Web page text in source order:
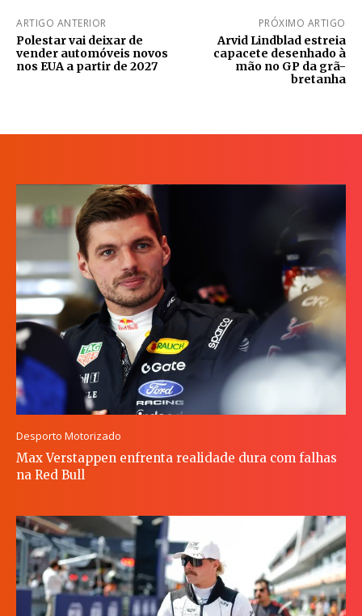
ARTIGO ANTERIOR
Polestar vai deixar de
vender automóveis novos
nos EUA a partir de 2027
PRÓXIMO ARTIGO
Arvid Lindblad estreia
capacete desenhado à
mão no GP da grã-
bretanha
Desporto Motorizado
Max Verstappen enfrenta realidade dura com falhas
na Red Bull